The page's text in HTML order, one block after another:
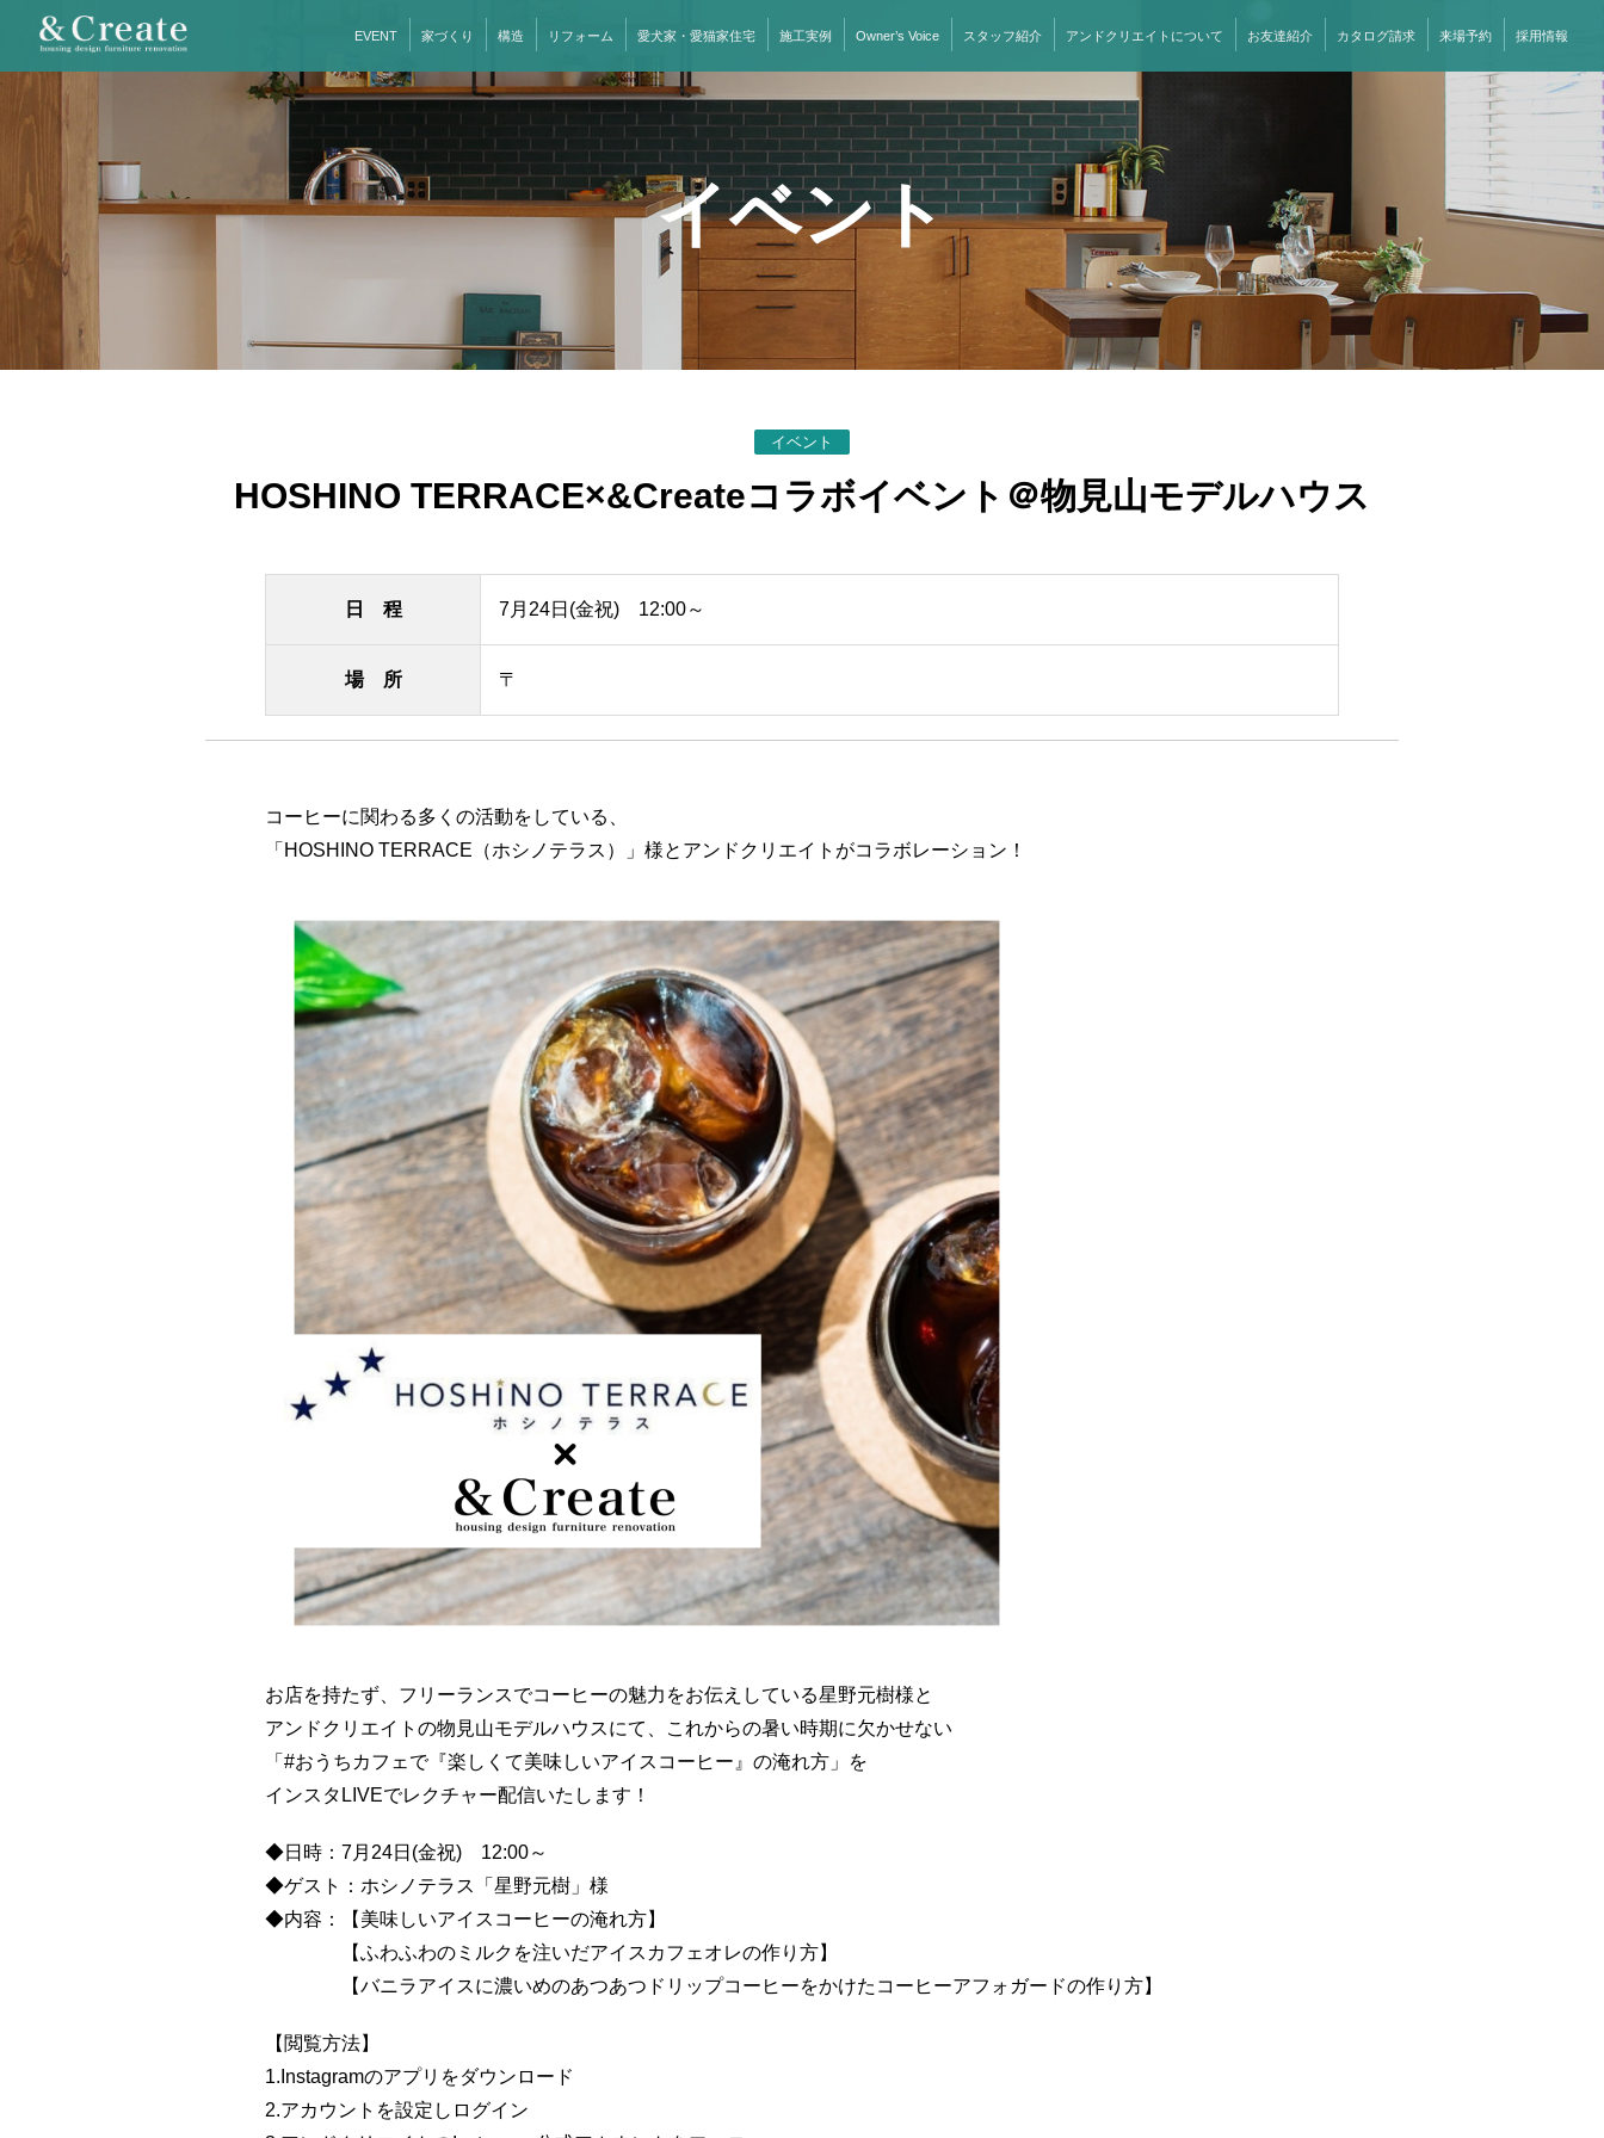
EVENT 家づくり 構造 リフォーム 愛犬家・愛猫家住宅 施工実例 Owner’s Voice スタッフ紹介 アンドクリエイトについて お友達紹介 カタログ請求 来場予約 採用情報
イベント
イベント
HOSHINO TERRACE×&Createコラボイベント＠物見山モデルハウス
日 程 7月24日(金祝) 12:00～
場 所 〒
コーヒーに関わる多くの活動をしている、
「HOSHINO TERRACE（ホシノテラス）」様とアンドクリエイトがコラボレーション！
お店を持たず、フリーランスでコーヒーの魅力をお伝えしている星野元樹様と
アンドクリエイトの物見山モデルハウスにて、これからの暑い時期に欠かせない
「#おうちカフェで『楽しくて美味しいアイスコーヒー』の淹れ方」を
インスタLIVEでレクチャー配信いたします！
◆日時：7月24日(金祝) 12:00～
◆ゲスト：ホシノテラス「星野元樹」様
◆内容：【美味しいアイスコーヒーの淹れ方】
【ふわふわのミルクを注いだアイスカフェオレの作り方】
【バニラアイスに濃いめのあつあつドリップコーヒーをかけたコーヒーアフォガードの作り方】
【閲覧方法】
1.Instagramのアプリをダウンロード
2.アカウントを設定しログイン